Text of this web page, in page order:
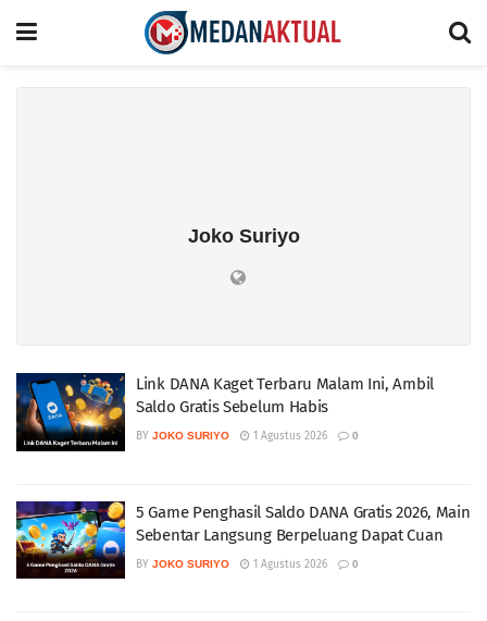
Joko Suriyo
Link DANA Kaget Terbaru Malam Ini, Ambil
Saldo Gratis Sebelum Habis
BY JOKO SURIYO 1 Agustus 2026 0
5 Game Penghasil Saldo DANA Gratis 2026, Main
Sebentar Langsung Berpeluang Dapat Cuan
BY JOKO SURIYO 1 Agustus 2026 0